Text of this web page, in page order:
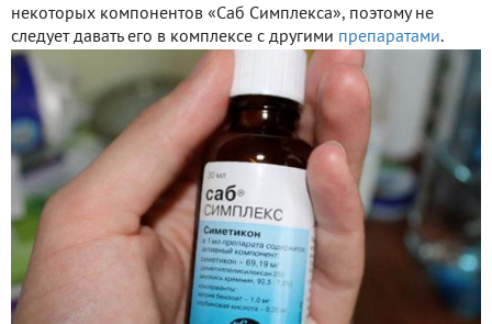
некоторых компонентов «Саб Симплекса», поэтому не
следует давать его в комплексе с другими препаратами.